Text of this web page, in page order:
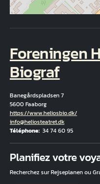
Foreningen
Biograf
Banegårdspladsen 7
5600 Faaborg
Hjemmeside
https://www.heliosbio.dk/
Courriel
info@heliosteatret.dk
Téléphone 34 74 60 95
Planifiez votre
Recherchez sur Rejseplanen ou